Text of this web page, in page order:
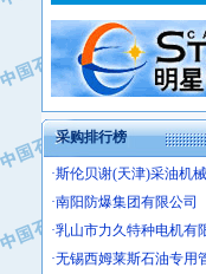
采购排行榜
·中国石化长岭炼化公司
·中国石油长庆油田分公
·中国石油宁夏石化分公
·大庆油田物资集团
·斯伦贝谢(天津)采油机